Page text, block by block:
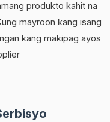
produkto kahit na
mayroon kang isang
kang makipag ayos